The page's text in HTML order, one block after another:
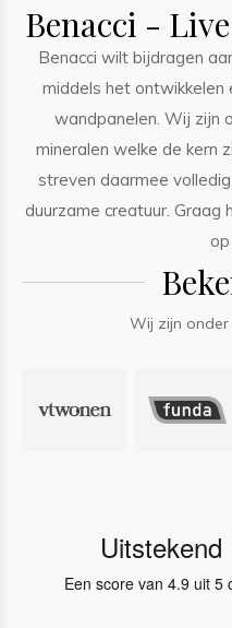
Benacci -
Benacci wilt bijdragen
middels het ontwikkelen
wandpanelen. Wij zijn
mineralen welke de kern
streven daarmee
duurzame creatuur.
Wij zijn onder